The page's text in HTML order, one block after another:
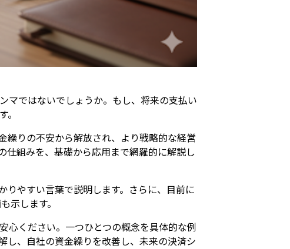
マではないでしょうか。もし、将来の支払い
繰りの不安から解放され、より戦略的な経営
組みを、基礎から応用まで網羅的に解説し
りやすい言葉で説明します。さらに、目前に
示します。
心ください。一つひとつの概念を具体的な例
し、自社の資金繰りを改善し、未来の決済シ